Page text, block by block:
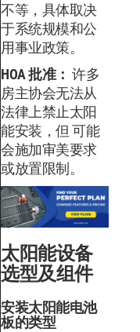
不等，具体取决
于系统规模和公
用事业政策。
HOA 批准： 许多
房主协会无法从
法律上禁止太阳
能安装，但 可能
会施加审美要求
或放置限制。
太阳能设备
选型及组件
安装太阳能电池
板的类型